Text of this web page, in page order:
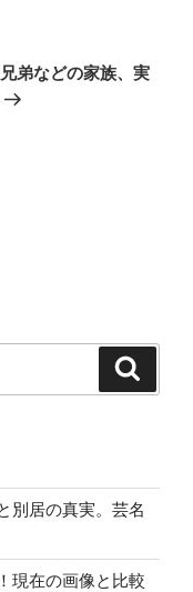
弟などの家族、実
別居の真実。芸名
現在の画像と比較